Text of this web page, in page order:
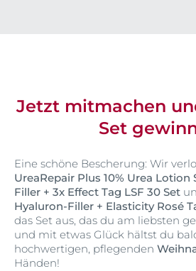
Jetzt mitmachen
Set
Eine schöne Bescherung: Wir
UreaRepair Plus 10% Urea Lotion
Filler + 3x Effect Tag LSF 30 Set
Hyaluron-Filler + Elasticity Rosé
das Set aus, das du am liebsten
und mit etwas Glück hältst du
hochwertigen, pflegenden
Händen!